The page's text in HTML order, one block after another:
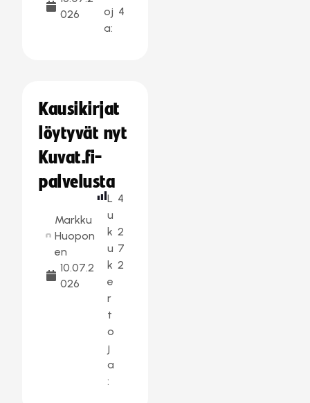
026
oj
a:
4
Kausikirjat
löytyvät nyt
Kuvat.fi-
palvelusta
Markku
Huopon
en
10.07.2
026
L
u
k
u
k
e
r
t
o
j
a
:
4
2
7
2